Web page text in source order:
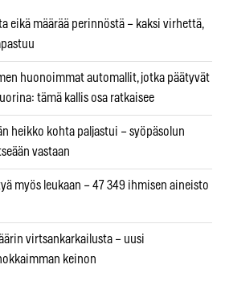
eikä määrää perinnöstä – kaksi virhettä,
huonoimmat automallit, jotka päätyvät
tämä kallis osa ratkaisee
heikko kohta paljastui – syöpäsolun
vastaan
myös leukaan – 47 349 ihmisen aineisto
virtsankarkailusta – uusi
keinon